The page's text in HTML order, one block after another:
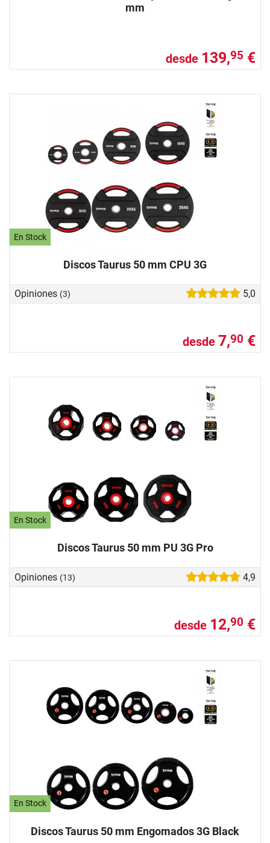
mm
desde 139,95 €
En Stock
Discos Taurus 50 mm CPU 3G
Opiniones (3) 5,0
desde 7,90 €
En Stock
Discos Taurus 50 mm PU 3G Pro
Opiniones (13) 4,9
desde 12,90 €
En Stock
Discos Taurus 50 mm Engomados 3G Black